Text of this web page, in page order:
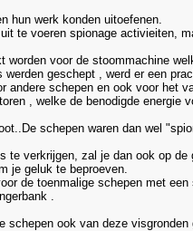
hun werk konden uitoefenen.
te voeren spionage activieiten,
voor de stoommachine
geschept , werd er een
schepen en ook voor het
, welke de benodigde
schepen waren dan wel
te verkrijgen, zal je dan ook op
je geluk te beproeven.
de toenmalige schepen met
.
schepen ook van deze